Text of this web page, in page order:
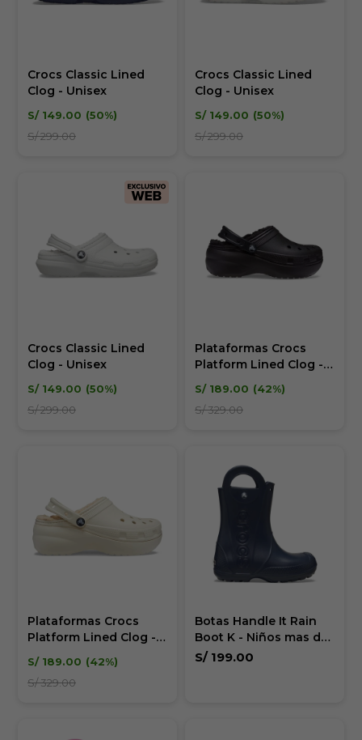
Crocs Classic Lined
Clog - Unisex
S/ 149.00
50
S/299.00
Crocs Classic Lined
Clog - Unisex
S/ 149.00
50
S/299.00
Crocs Classic Lined
Clog - Unisex
S/ 149.00
50
S/299.00
Plataformas Crocs
Platform Lined Clog -
Mujer
S/ 189.00
42
S/329.00
Plataformas Crocs
Platform Lined Clog -
Mujer
S/ 189.00
42
S/329.00
Botas Handle It Rain
Boot K - Niños mas de
5 años
S/ 199.00